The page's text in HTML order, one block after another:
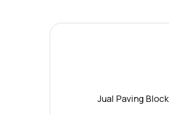
Jual Paving Block